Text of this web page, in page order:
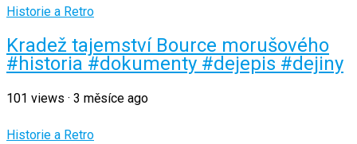
Historie a Retro
Kradež tajemství Bource morušového
#historia #dokumenty #dejepis #dejiny
101 views · 3 měsíce ago
Historie a Retro